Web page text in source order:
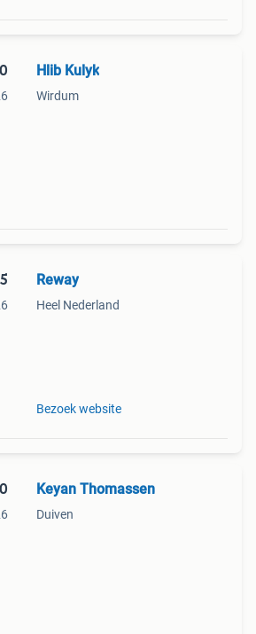
Hlib Kulyk
Wirdum
Reway
Heel Nederland
Bezoek website
Keyan Thomassen
Duiven